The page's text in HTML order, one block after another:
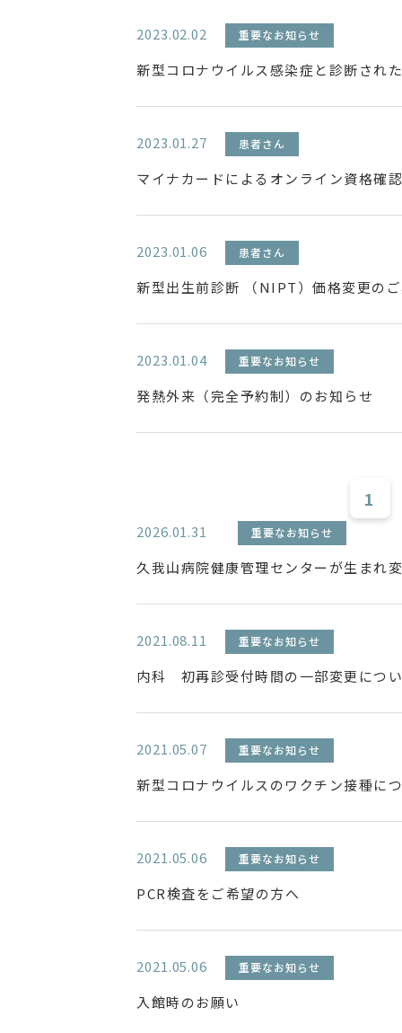
2023.02.02 重要なお知らせ
新型コロナウイルス感染症と診断され
2023.01.27 患者さん
マイナカードによるオンライン資格確
2023.01.06 患者さん
新型出生前診断 （NIPT）価格変更の
2023.01.04 重要なお知らせ
発熱外来（完全予約制）のお知らせ
1
2026.01.31 重要なお知らせ
久我山病院健康管理センターが生まれ変
2021.08.11 重要なお知らせ
内科 初再診受付時間の一部変更につ
2021.05.07 重要なお知らせ
新型コロナウイルスのワクチン接種に
2021.05.06 重要なお知らせ
PCR検査をご希望の方へ
2021.05.06 重要なお知らせ
入館時のお願い